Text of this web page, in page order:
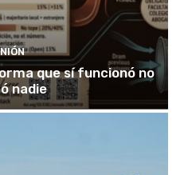
que sí funcionó no
nadie